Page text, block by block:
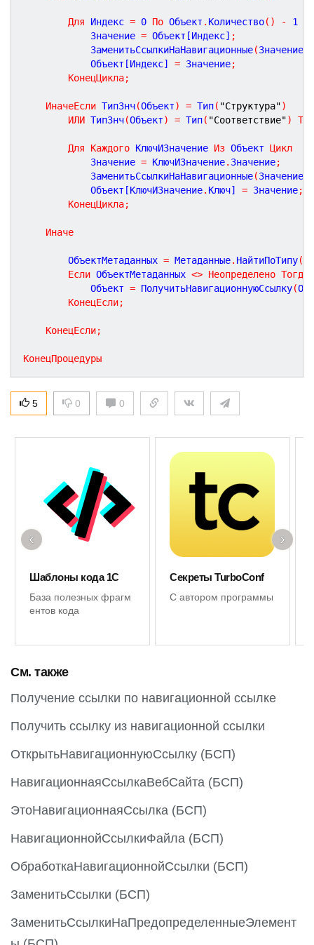
Для Индекс = 0 По Объект . Количество( ) - 1
			Значение
= Объект[Индекс] ;
			ЗаменитьСсылкиНаНавигационные
(Значение
			Объект[Индекс]
= Значение;
КонецЦикла;
ИначеЕсли ТипЗнч(Объект) = Тип( "Структура")
ИЛИ ТипЗнч(Объект) = Тип( "Соответствие")
Для Каждого КлючИЗначение Из Объект Цикл
			Значение
= КлючИЗначение. Значение;
			ЗаменитьСсылкиНаНавигационные
(Значение
			Объект[КлючИЗначение
. Ключ] = Значение;
КонецЦикла;
Иначе
		ОбъектМетаданных
= Метаданные. НайтиПоТипу(
Если ОбъектМетаданных <> Неопределено Тогда
			Объект
= ПолучитьНавигационнуюСсылку(
КонецЕсли;
КонецЕсли;
КонецПроцедуры
5 0 0
Шаблоны кода 1С
База полезных фрагм
ентов кода
Секреты TurboConf
С автором программы
‹ ›
См. также
Получение ссылки по навигационной ссылке
Получить ссылку из навигационной ссылки
ОткрытьНавигационнуюСсылку (БСП)
НавигационнаяСсылкаВебСайта (БСП)
ЭтоНавигационнаяСсылка (БСП)
НавигационнойСсылкиФайла (БСП)
ОбработкаНавигационнойСсылки (БСП)
ЗаменитьСсылки (БСП)
ЗаменитьСсылкиНаПредопределенныеЭлемент